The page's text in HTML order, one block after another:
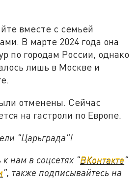
вместе с семьей
В марте 2024 года она
по городам России, однако
лишь в Москве и
отменены. Сейчас
на гастроли по Европе.
"Царьграда"!
нам в соцсетях "ВКонтакте"
", также подписывайтесь на